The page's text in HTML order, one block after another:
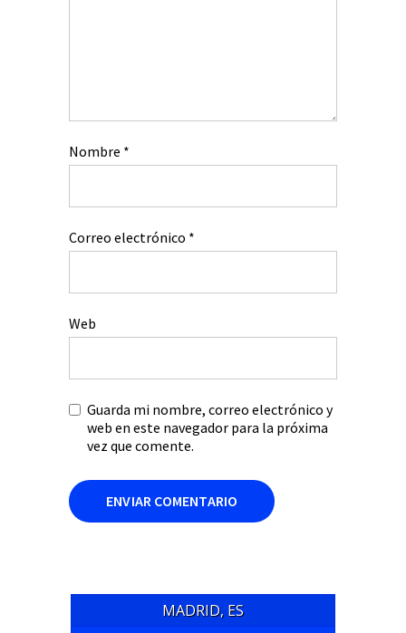
Nombre *
Correo electrónico *
Web
Guarda mi nombre, correo electrónico y
web en este navegador para la próxima
vez que comente.
MADRID, ES